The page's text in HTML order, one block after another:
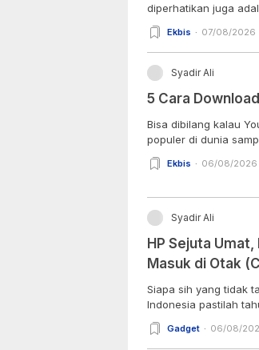
diperhatikan juga
Ekbis 07/08/2026 |
Syadir Ali
5 Cara
Bisa dibilang kalau
Ekbis 06/08/2026 |
Syadir Ali
HP Sejuta
Masuk di Otak
Siapa sih yang tidak
Indonesia pastilah
Gadget 06/08/